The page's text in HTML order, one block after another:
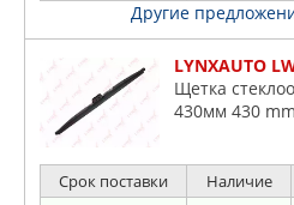
Другие
LYNXAUTO
Щетка
430мм 430 mm
Срок поставки Наличие